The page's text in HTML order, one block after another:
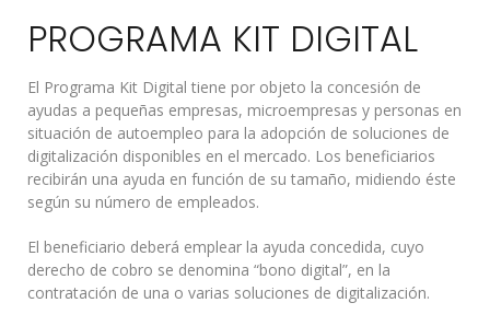
PROGRAMA KIT DIGITAL
El Programa Kit Digital tiene por objeto la concesión de
ayudas a pequeñas empresas, microempresas y personas en
situación de autoempleo para la adopción de soluciones de
digitalización disponibles en el mercado. Los beneficiarios
recibirán una ayuda en función de su tamaño, midiendo éste
según su número de empleados.
El beneficiario deberá emplear la ayuda concedida, cuyo
derecho de cobro se denomina “bono digital”, en la
contratación de una o varias soluciones de digitalización.